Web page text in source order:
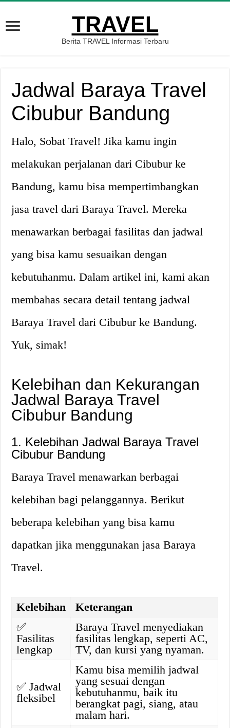
TRAVEL
Berita TRAVEL Informasi Terbaru
Jadwal Baraya Travel
Cibubur Bandung
Halo, Sobat Travel! Jika kamu ingin
melakukan perjalanan dari Cibubur ke
Bandung, kamu bisa mempertimbangkan
jasa travel dari Baraya Travel. Mereka
menawarkan berbagai fasilitas dan jadwal
yang bisa kamu sesuaikan dengan
kebutuhanmu. Dalam artikel ini, kami akan
membahas secara detail tentang jadwal
Baraya Travel dari Cibubur ke Bandung.
Yuk, simak!
Kelebihan dan Kekurangan
Jadwal Baraya Travel
Cibubur Bandung
1. Kelebihan Jadwal Baraya Travel
Cibubur Bandung
Baraya Travel menawarkan berbagai
kelebihan bagi pelanggannya. Berikut
beberapa kelebihan yang bisa kamu
dapatkan jika menggunakan jasa Baraya
Travel.
Kelebihan
Keterangan
✅
Fasilitas
lengkap
Baraya Travel menyediakan
fasilitas lengkap, seperti AC,
TV, dan kursi yang nyaman.
✅ Jadwal
fleksibel
Kamu bisa memilih jadwal
yang sesuai dengan
kebutuhanmu, baik itu
berangkat pagi, siang, atau
malam hari.